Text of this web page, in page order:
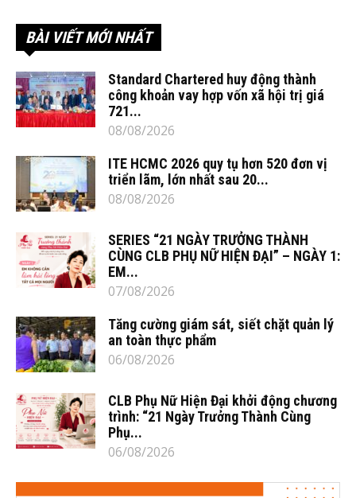
BÀI VIẾT MỚI NHẤT
Standard Chartered huy động thành
công khoản vay hợp vốn xã hội trị giá
721...
08/08/2026
ITE HCMC 2026 quy tụ hơn 520 đơn vị
triển lãm, lớn nhất sau 20...
08/08/2026
SERIES “21 NGÀY TRƯỞNG THÀNH
CÙNG CLB PHỤ NỮ HIỆN ĐẠI” – NGÀY 1:
EM...
07/08/2026
Tăng cường giám sát, siết chặt quản lý
an toàn thực phẩm
06/08/2026
CLB Phụ Nữ Hiện Đại khởi động chương
trình: “21 Ngày Trưởng Thành Cùng
Phụ...
06/08/2026